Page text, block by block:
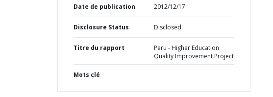
Date de publication 2012/12/17
Disclosure Status Disclosed
Titre du rapport
Peru - Higher Education
Quality Improvement Project
Mots clé